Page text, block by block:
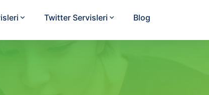
Twitter Servisleri Blog